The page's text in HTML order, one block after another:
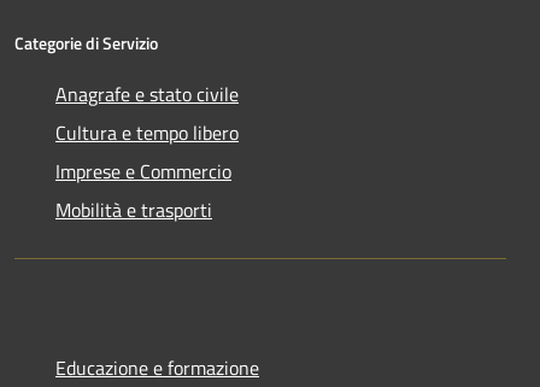
Categorie di Servizio
Anagrafe e stato civile
Cultura e tempo libero
Imprese e Commercio
Mobilità e trasporti
Educazione e formazione